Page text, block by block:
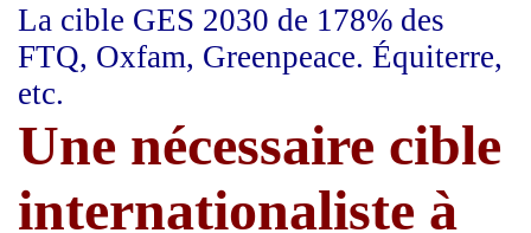
La cible GES 2030 de 178% des
FTQ, Oxfam, Greenpeace. Équiterre,
etc.
Une nécessaire cible
internationaliste à